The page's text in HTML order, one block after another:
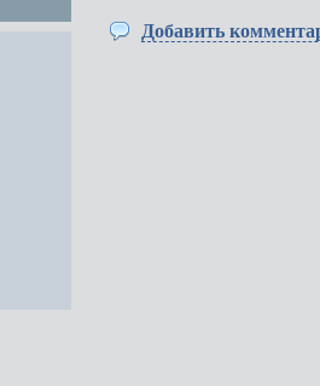
Добавить